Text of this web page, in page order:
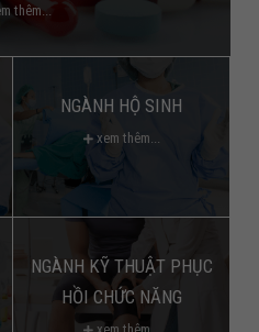
thêm...
NGÀNH HỘ SINH
xem thêm...
NGÀNH KỸ THUẬT PHỤC
HỒI CHỨC NĂNG